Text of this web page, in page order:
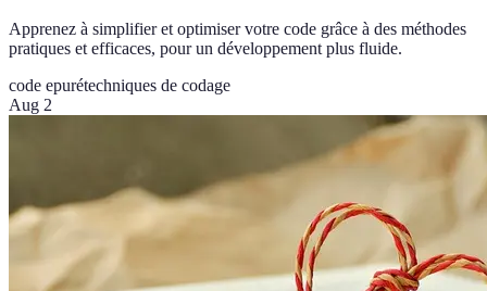
Apprenez à simplifier et optimiser votre code grâce à des méthodes
pratiques et efficaces, pour un développement plus fluide.
code epurétechniques de codage
Aug 2